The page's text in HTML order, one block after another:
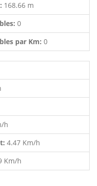
168.66 m
0
par Km: 0
h
4.47 Km/h
Km/h